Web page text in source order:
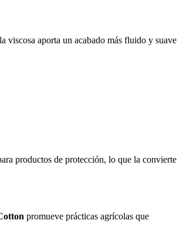
viscosa aporta un acabado más fluido y suave
productos de protección, lo que la convierte
promueve prácticas agrícolas que